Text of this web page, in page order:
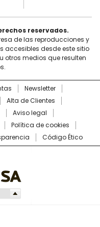
reservados.
de las reproducciones y
accesibles desde este sitio
otros medios que resulten
Newsletter
Alta de Clientes
Aviso legal
Política de cookies
Código Ético